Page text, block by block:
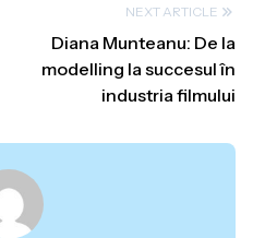
NEXT ARTICLE
Diana Munteanu: De la
modelling la succesul în
industria filmului